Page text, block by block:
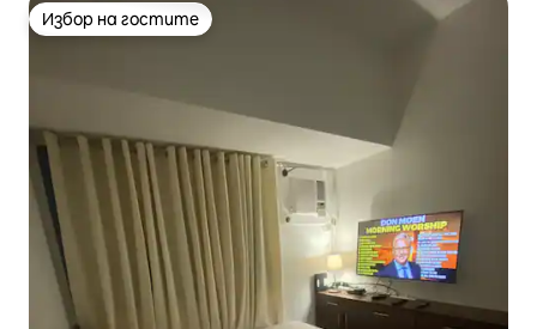
Избор на гостите
Избор на гостите